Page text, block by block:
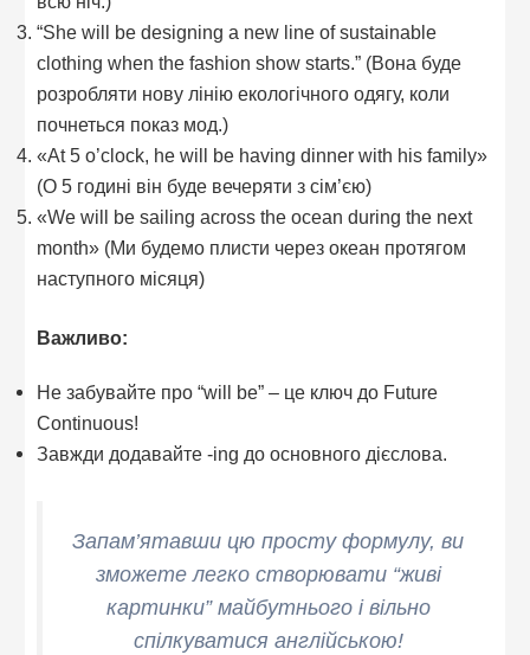
“She will be designing a new line of sustainable
clothing when the fashion show starts.” (Вона буде
розробляти нову лінію екологічного одягу, коли
почнеться показ мод.)
«At 5 o’clock, he will be having dinner with his family»
(О 5 годині він буде вечеряти з сім’єю)
«We will be sailing across the ocean during the next
month» (Ми будемо плисти через океан протягом
наступного місяця)
Важливо:
Не забувайте про “will be” – це ключ до Future
Continuous!
Завжди додавайте -ing до основного дієслова.
Запам’ятавши цю просту формулу, ви
зможете легко створювати “живі
картинки” майбутнього і вільно
спілкуватися англійською!